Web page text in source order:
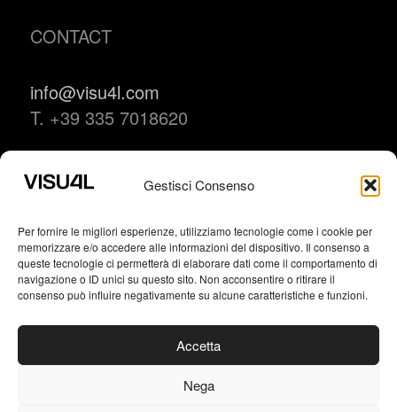
Gestisci Consenso
Per fornire le migliori esperienze, utilizziamo tecnologie come i cookie per
memorizzare e/o accedere alle informazioni del dispositivo. Il consenso a
queste tecnologie ci permetterà di elaborare dati come il comportamento di
navigazione o ID unici su questo sito. Non acconsentire o ritirare il
consenso può influire negativamente su alcune caratteristiche e funzioni.
Accetta
Nega
CONTACT
info@visu4l.com
T. +39 335 7018620
Brand Identity
Packaging
Editorial Design
Typography
AI Generative Art
VISU4L studio grafico